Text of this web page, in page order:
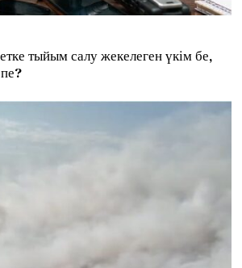
тыйым салу жекелеген үкім бе,